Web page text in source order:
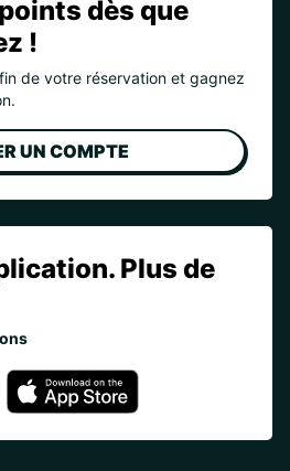
dès que
!
de votre réservation et gagnez
UN COMPTE
Plus de